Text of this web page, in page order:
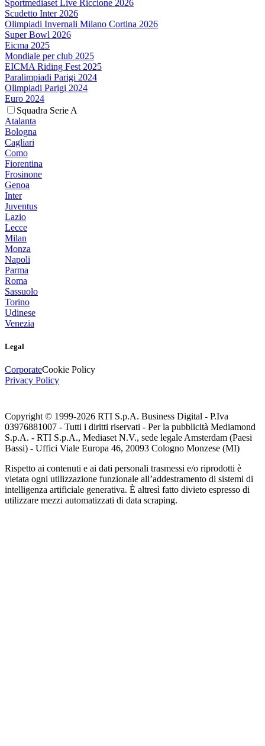
Sportmediaset Live Riccione 2026
Scudetto Inter 2026
Olimpiadi Invernali Milano Cortina 2026
Super Bowl 2026
Eicma 2025
Mondiale per club 2025
EICMA Riding Fest 2025
Paralimpiadi Parigi 2024
Olimpiadi Parigi 2024
Euro 2024
Squadra Serie A
Atalanta
Bologna
Cagliari
Como
Fiorentina
Frosinone
Genoa
Inter
Juventus
Lazio
Lecce
Milan
Monza
Napoli
Parma
Roma
Sassuolo
Torino
Udinese
Venezia
Legal
CorporateCookie Policy
Privacy Policy
Copyright © 1999-2026 RTI S.p.A. Business Digital - P.Iva
03976881007 - Tutti i diritti riservati - Per la pubblicità Mediamond
S.p.A. - RTI S.p.A., Mediaset N.V., sede legale Amsterdam (Paesi
Bassi) - Uffici Viale Europa 46, 20093 Cologno Monzese (MI)
Rispetto ai contenuti e ai dati personali trasmessi e/o riprodotti è
vietata ogni utilizzazione funzionale all’addestramento di sistemi di
intelligenza artificiale generativa. È altresì fatto divieto espresso di
utilizzare mezzi automatizzati di data scraping.